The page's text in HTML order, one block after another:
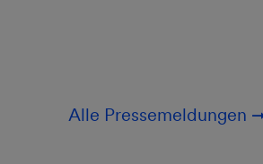
Alle Pressemeldungen